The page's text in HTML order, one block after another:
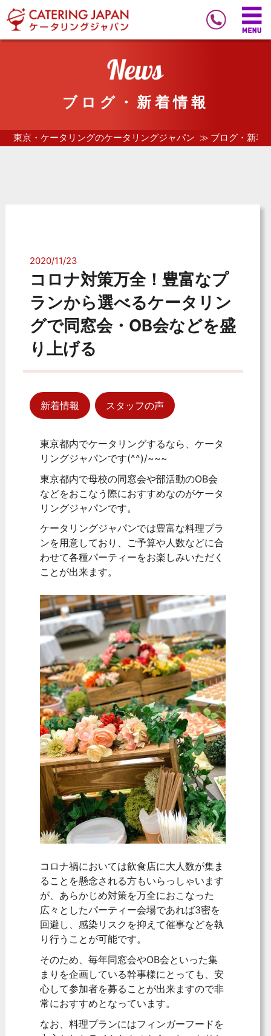
ブログ・新着情報
東京・ケータリングのケータリングジャパン ブログ・新着
2020/11/23
コロナ対策万全！豊富なプ
ランから選べるケータリン
グで同窓会・OB会などを盛
り上げる
新着情報 スタッフの声
東京都内でケータリングするなら、ケータ
リングジャパンです(^^)/~~~
東京都内で母校の同窓会や部活動のOB会
などをおこなう際におすすめなのがケータ
リングジャパンです。
ケータリングジャパンでは豊富な料理プラ
ンを用意しており、ご予算や人数などに合
わせて各種パーティーをお楽しみいただく
ことが出来ます。
コロナ禍においては飲食店に大人数が集ま
ることを懸念される方もいらっしゃいます
が、あらかじめ対策を万全におこなった
広々としたパーティー会場であれば3密を
回避し、感染リスクを抑えて催事などを執
り行うことが可能です。
そのため、毎年同窓会やOB会といった集
まりを企画している幹事様にとっても、安
心して参加者を募ることが出来ますので非
常におすすめとなっています。
なお、料理プランにはフィンガーフードを